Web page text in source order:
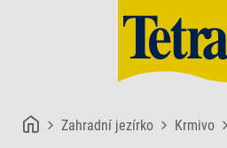
Zahradní jezírko Krmivo